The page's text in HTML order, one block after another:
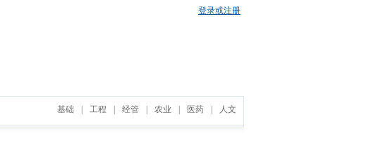
登录或注册
基础 工程 经管 农业 医药 人文